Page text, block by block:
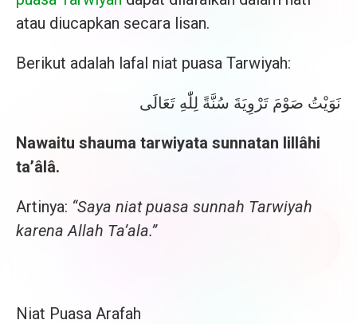
atau diucapkan secara lisan.
Berikut adalah lafal niat puasa Tarwiyah:
نَوَيْتُ صَوْمَ تَرْوِيَةَ سُنَّةً لِلّٰهِ تَعَالَى
Nawaitu shauma tarwiyata sunnatan lillâhi
ta’âlâ.
Artinya: “Saya niat puasa sunnah Tarwiyah
karena Allah Ta’ala.”
Niat Puasa Arafah